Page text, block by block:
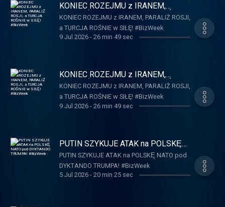
KONIEC ROZEJMU z IRANEM,
PARALIŻ ROSJI, a TURCJA ROŚNIE
w SIŁĘ! #BizWeek
KONIEC ROZEJMU z IRANEM, PARALIŻ ROSJI,
a TURCJA ROŚNIE w SIŁĘ! #BizWeek
9 Jul 2026- 26 min 49 sec
KONIEC ROZEJMU z IRANEM,
PARALIŻ ROSJI, a TURCJA ROŚNIE
w SIŁĘ! #BizWeek
KONIEC ROZEJMU z IRANEM, PARALIŻ ROSJI,
a TURCJA ROŚNIE w SIŁĘ! #BizWeek
9 Jul 2026- 26 min 49 sec
PUTIN SZYKUJE ATAK na POLSKĘ
NATO pod DYKTANDO TRUMPA!
#BizWeek
PUTIN SZYKUJE ATAK na POLSKĘ NATO pod
DYKTANDO TRUMPA! #BizWeek
5 Jul 2026- 20 min 25 sec